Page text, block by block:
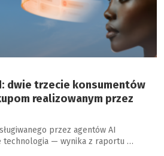
dwie trzecie konsumentów
realizowanym przez
przez agentów AI
technologia — wynika z raportu …